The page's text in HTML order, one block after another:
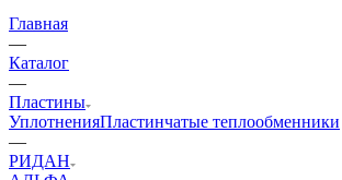
Главная
—
Каталог
—
Пластины
УплотненияПластинчатые теплообменники
—
РИДАН